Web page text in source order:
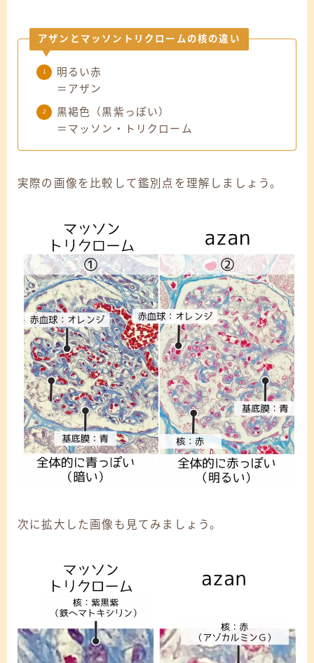
アザンとマッソントリクロームの核の違い
明るい赤
＝アザン
黒褐色（黒紫っぽい）
＝マッソン・トリクローム
実際の画像を比較して鑑別点を理解しましょう。
次に拡大した画像も見てみましょう。